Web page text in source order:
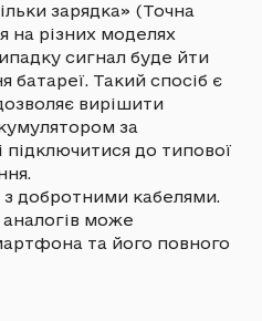
зарядка» (Точна
на різних моделях
сигнал буде йти
батареї. Такий спосіб є
вирішити
за
підключитися до типової
добротними кабелями.
може
та його повного